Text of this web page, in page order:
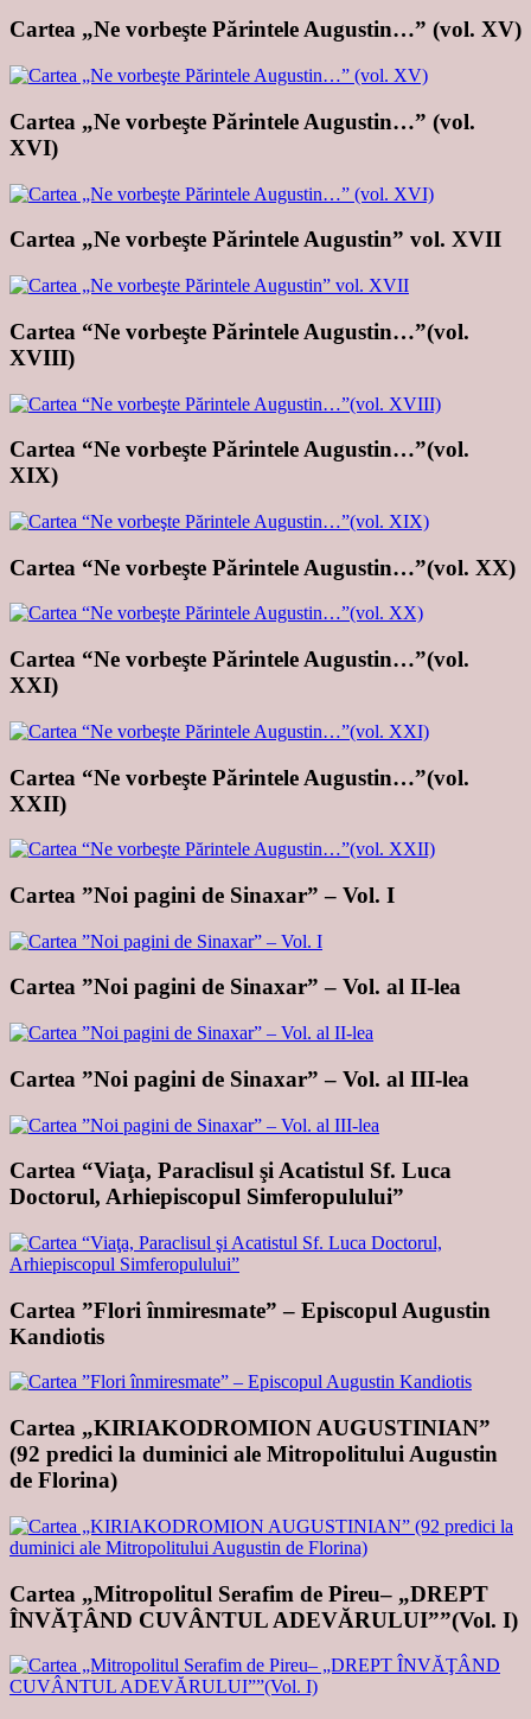
Cartea „Ne vorbeşte Părintele Augustin…” (vol. XV)
Cartea „Ne vorbeşte Părintele Augustin…” (vol.
XVI)
Cartea „Ne vorbeşte Părintele Augustin” vol. XVII
Cartea “Ne vorbeşte Părintele Augustin…”(vol.
XVIII)
Cartea “Ne vorbeşte Părintele Augustin…”(vol.
XIX)
Cartea “Ne vorbeşte Părintele Augustin…”(vol. XX)
Cartea “Ne vorbeşte Părintele Augustin…”(vol.
XXI)
Cartea “Ne vorbeşte Părintele Augustin…”(vol.
XXII)
Cartea ”Noi pagini de Sinaxar” – Vol. I
Cartea ”Noi pagini de Sinaxar” – Vol. al II-lea
Cartea ”Noi pagini de Sinaxar” – Vol. al III-lea
Cartea “Viaţa, Paraclisul şi Acatistul Sf. Luca
Doctorul, Arhiepiscopul Simferopulului”
Cartea ”Flori înmiresmate” – Episcopul Augustin
Kandiotis
Cartea „KIRIAKODROMION AUGUSTINIAN”
(92 predici la duminici ale Mitropolitului Augustin
de Florina)
Cartea „Mitropolitul Serafim de Pireu– „DREPT
ÎNVĂŢÂND CUVÂNTUL ADEVĂRULUI””(Vol. I)